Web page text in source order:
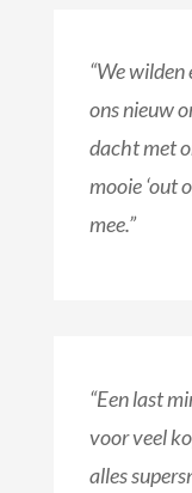
“We
ons nieuw
dacht met
mooie ‘out
mee.”
“Een last
voor veel
alles